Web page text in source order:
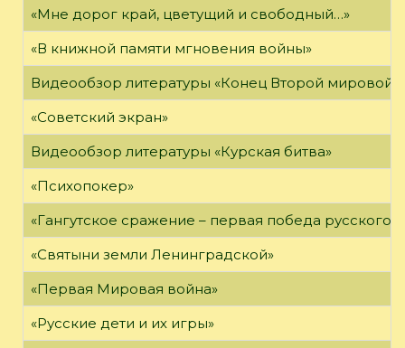
«Мне дорог край, цветущий и свободный…»
«В книжной памяти мгновения войны»
Видеообзор литературы «Конец Второй мировой
«Советский экран»
Видеообзор литературы «Курская битва»
«Психопокер»
«Гангутское сражение – первая победа русского
«Святыни земли Ленинградской»
«Первая Мировая война»
«Русские дети и их игры»